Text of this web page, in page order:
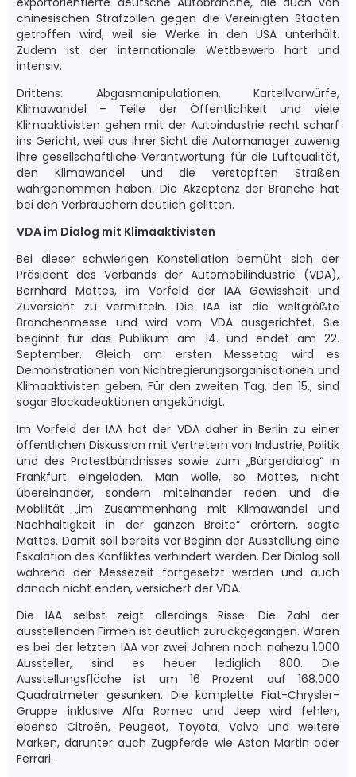
chinesischen Strafzöllen gegen die Vereinigten Staaten
getroffen wird, weil sie Werke in den USA unterhält.
Zudem ist der internationale Wettbewerb hart und
intensiv.
Drittens: Abgasmanipulationen, Kartellvorwürfe,
Klimawandel – Teile der Öffentlichkeit und viele
Klimaaktivisten gehen mit der Autoindustrie recht scharf
ins Gericht, weil aus ihrer Sicht die Automanager zuwenig
ihre gesellschaftliche Verantwortung für die Luftqualität,
den Klimawandel und die verstopften Straßen
wahrgenommen haben. Die Akzeptanz der Branche hat
bei den Verbrauchern deutlich gelitten.
VDA im Dialog mit Klimaaktivisten
Bei dieser schwierigen Konstellation bemüht sich der
Präsident des Verbands der Automobilindustrie (VDA),
Bernhard Mattes, im Vorfeld der IAA Gewissheit und
Zuversicht zu vermitteln. Die IAA ist die weltgrößte
Branchenmesse und wird vom VDA ausgerichtet. Sie
beginnt für das Publikum am 14. und endet am 22.
September. Gleich am ersten Messetag wird es
Demonstrationen von Nichtregierungsorganisationen und
Klimaaktivisten geben. Für den zweiten Tag, den 15., sind
sogar Blockadeaktionen angekündigt.
Im Vorfeld der IAA hat der VDA daher in Berlin zu einer
öffentlichen Diskussion mit Vertretern von Industrie, Politik
und des Protestbündnisses sowie zum „Bürgerdialog“ in
Frankfurt eingeladen. Man wolle, so Mattes, nicht
übereinander, sondern miteinander reden und die
Mobilität „im Zusammenhang mit Klimawandel und
Nachhaltigkeit in der ganzen Breite“ erörtern, sagte
Mattes. Damit soll bereits vor Beginn der Ausstellung eine
Eskalation des Konfliktes verhindert werden. Der Dialog soll
während der Messezeit fortgesetzt werden und auch
danach nicht enden, versichert der VDA.
Die IAA selbst zeigt allerdings Risse. Die Zahl der
ausstellenden Firmen ist deutlich zurückgegangen. Waren
es bei der letzten IAA vor zwei Jahren noch nahezu 1.000
Aussteller, sind es heuer lediglich 800. Die
Ausstellungsfläche ist um 16 Prozent auf 168.000
Quadratmeter gesunken. Die komplette Fiat-Chrysler-
Gruppe inklusive Alfa Romeo und Jeep wird fehlen,
ebenso Citroën, Peugeot, Toyota, Volvo und weitere
Marken, darunter auch Zugpferde wie Aston Martin oder
Ferrari.